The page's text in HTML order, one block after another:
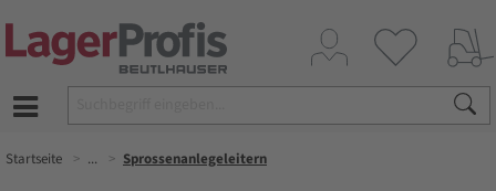
Startseite ... Sprossenanlegeleitern